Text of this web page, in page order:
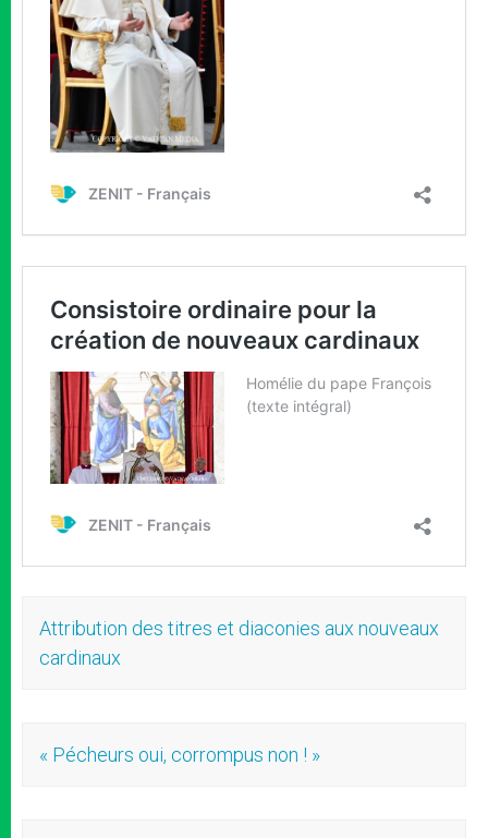
Attribution des titres et diaconies aux nouveaux
cardinaux
« Pécheurs oui, corrompus non ! »